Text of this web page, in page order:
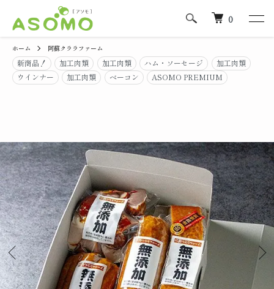
0
ホーム 阿蘇クララファーム
新商品！ 加工肉類 加工肉類 ハム・ソーセージ
加工肉類
ウインナー
加工肉類 ベーコン ASOMO PREMIUM